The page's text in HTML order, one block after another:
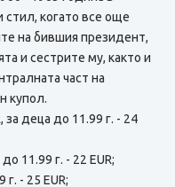
когато все още
на бившия президент,
и сестрите му, както и
част на
купол.
за деца до 11.99 г. - 24
11.99 г. - 22 EUR;
- 25 EUR;